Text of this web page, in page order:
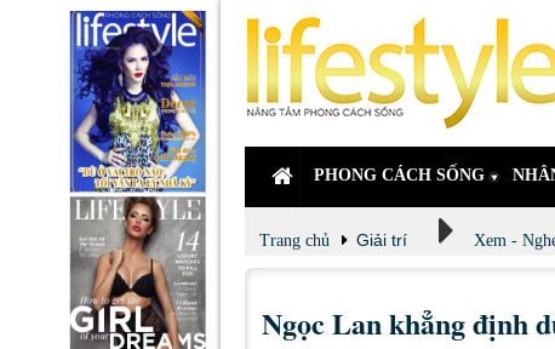
PHONG CÁCH SỐNG
Trang chủ Giải trí Xem -
Ngọc Lan khẳng định